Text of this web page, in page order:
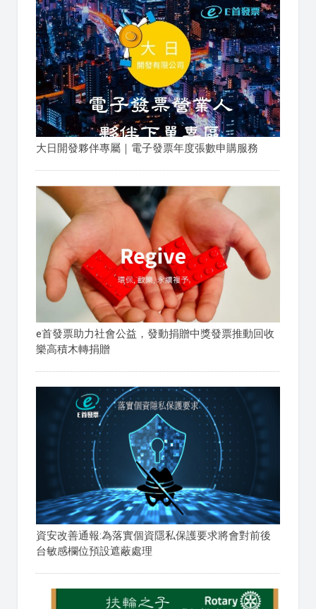
大日開發夥伴專屬｜電子發票年度張數申購服務
e首發票助力社會公益，發動捐贈中獎發票推動回收
樂高積木轉捐贈
資安改善通報:為落實個資隱私保護要求將會對前後
台敏感欄位預設遮蔽處理